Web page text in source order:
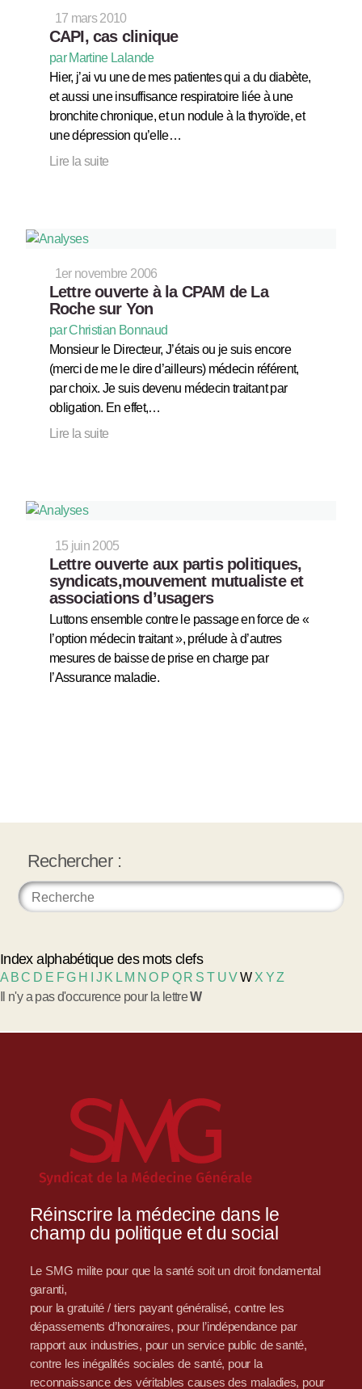
17 mars 2010
CAPI, cas clinique
par Martine Lalande
Hier, j’ai vu une de mes patientes qui a du diabète,
et aussi une insuffisance respiratoire liée à une
bronchite chronique, et un nodule à la thyroïde, et
une dépression qu’elle…
Lire la suite
1er novembre 2006
Lettre ouverte à la CPAM de La
Roche sur Yon
par Christian Bonnaud
Monsieur le Directeur, J’étais ou je suis encore
(merci de me le dire d’ailleurs) médecin référent,
par choix. Je suis devenu médecin traitant par
obligation. En effet,…
Lire la suite
15 juin 2005
Lettre ouverte aux partis politiques,
syndicats,mouvement mutualiste et
associations d’usagers
Luttons ensemble contre le passage en force de «
l’option médecin traitant », prélude à d’autres
mesures de baisse de prise en charge par
l’Assurance maladie.
Rechercher :
Index alphabétique des mots clefs
A BC D E FG H J K L M NO P Q R S T UVW X YZ
Il n'y a pas d'occurence pour la lettreW
Réinscrire la médecine dans le
champ du politique et du social
Le SMG milite pour que la santé soit un droit fondamental
garanti,
pour la gratuité / tiers payant généralisé, contre les
dépassements d’honoraires, pour l’indépendance par
rapport aux industries, pour un service public de santé,
contre les inégalités sociales de santé, pour la
reconnaissance des véritables causes des maladies, pour